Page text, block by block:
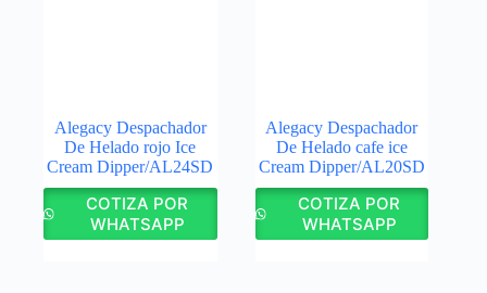
Alegacy Despachador
De Helado rojo Ice
Cream Dipper/AL24SD
COTIZA POR
WHATSAPP
Alegacy Despachador
De Helado cafe ice
Cream Dipper/AL20SD
COTIZA POR
WHATSAPP